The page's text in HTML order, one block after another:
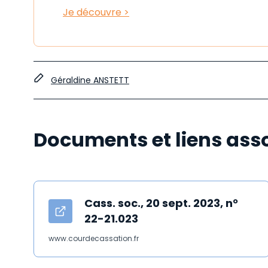
Je découvre >
Géraldine ANSTETT
Documents et liens
Cass. soc., 20 sept. 2023, n°
22-21.023
www.courdecassation.fr